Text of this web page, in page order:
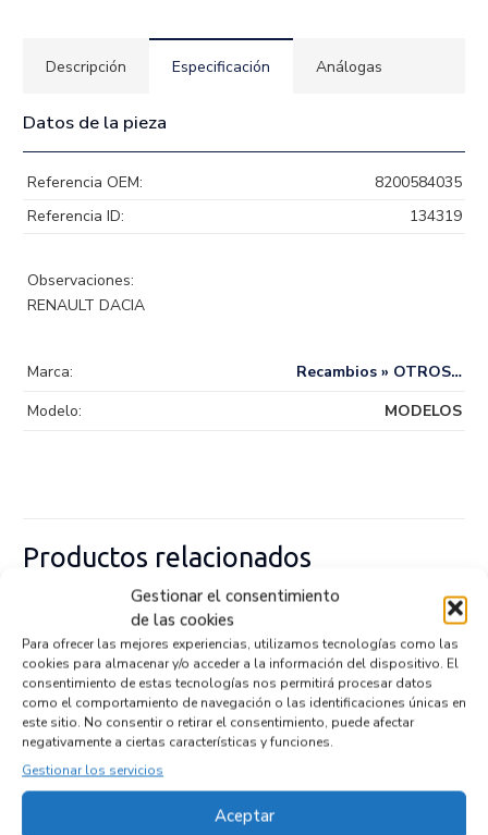
Gestionar el consentimiento
de las cookies
Para ofrecer las mejores experiencias, utilizamos tecnologías como las
cookies para almacenar y/o acceder a la información del dispositivo. El
consentimiento de estas tecnologías nos permitirá procesar datos
como el comportamiento de navegación o las identificaciones únicas en
este sitio. No consentir o retirar el consentimiento, puede afectar
negativamente a ciertas características y funciones.
Gestionar los servicios
Aceptar
Descripción Especificación Análogas
Datos de la pieza
Referencia OEM:
8200584035
Referencia ID:
134319
Observaciones:
RENAULT DACIA
Marca:
Recambios » OTROS…
Modelo:
MODELOS
Productos relacionados
SOPORTE FILTRO GASOIL 504182148
Recambios IVECODAILY KOMBI
Referencia ID: 147059
Referencia OEM: 504182148
72,95 € (IVA no incluído)